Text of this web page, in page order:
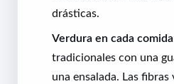
drásticas.
Verdura en cada
tradicionales con una
una ensalada. Las fibras